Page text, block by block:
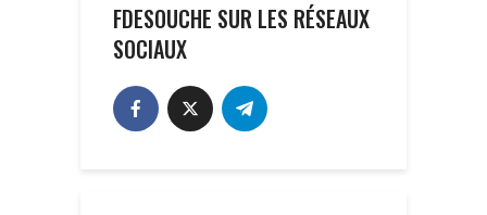
FDESOUCHE SUR LES RÉSEAUX
SOCIAUX